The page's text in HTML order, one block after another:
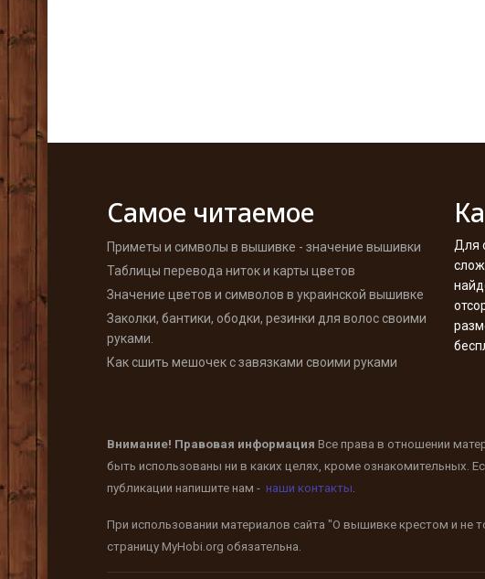
Самое читаемое
Приметы и символы в вышивке - значение вышивки
Таблицы перевода ниток и карты цветов
Значение цветов и символов в украинской вышивке
Заколки, бантики, ободки, резинки для волос своими
руками.
Как сшить мешочек с завязками своими руками
Для
Внимание! Правовая информация Все права в отношении
быть использованы ни в каких целях, кроме ознакомительных.
публикации напишите нам - наши контакты.
При использовании материалов сайта "О вышивке крестом и не
страницу MyHobi.org обязательна.